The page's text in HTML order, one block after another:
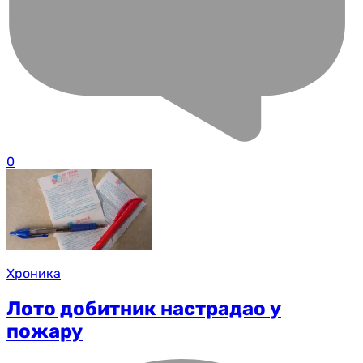
0
Хроника
Лото добитник настрадао у
пожару